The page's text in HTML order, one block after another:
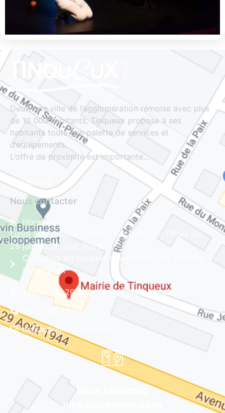
Deuxième ville de l’agglomération rémoise avec plus
de 10 000 habitants, Tinqueux propose à ses
habitants toute une palette de services et
d’équipements.
L’offre de proximité est importante…
Lire la suite
Nous contacter
Horaires
Lundi au vendredi : 8h30 - 12h | 13h30 - 17h30 (du
29 juin au 28 août 2026)
Consultez les horaires d'ouverture des services
municipaux
Avenue du 29 Août 1944, 51430 Tinqueux
03 26 08 23 45
mairie@ville-tinqueux.fr
Vous cherchez
un équipement dans